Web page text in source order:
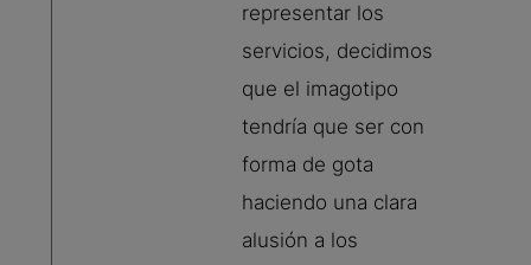
representar los
servicios, decidimos
que el imagotipo
tendría que ser con
forma de gota
haciendo una clara
alusión a los